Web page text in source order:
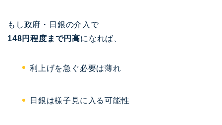
もし政府・日銀の介入で
148円程度まで円高になれば、
利上げを急ぐ必要は薄れ
日銀は様子見に入る可能性